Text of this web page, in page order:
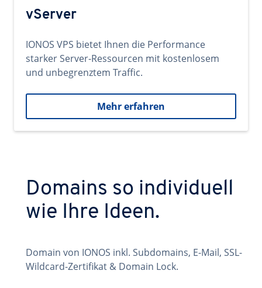
vServer
IONOS VPS bietet Ihnen die Performance
starker Server-Ressourcen mit kostenlosem
und unbegrenztem Traffic.
Mehr erfahren
Domains so individuell
wie Ihre Ideen.
Domain von IONOS inkl. Subdomains, E-Mail, SSL-
Wildcard-Zertifikat & Domain Lock.